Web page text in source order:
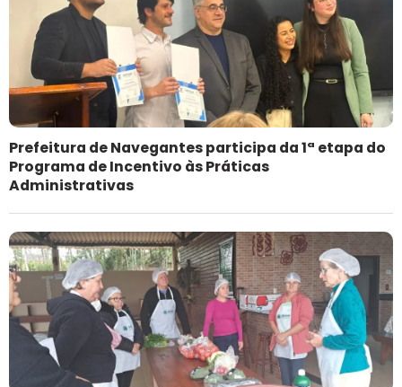
Prefeitura de Navegantes participa da 1ª etapa do
Programa de Incentivo às Práticas
Administrativas